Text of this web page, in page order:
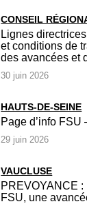
CONSEIL
Lignes
et conditions de
des avancées et
30 juin 2026
HAUTS-DE-SEINE
Page d’info FSU
29 juin 2026
VAUCLUSE
PREVOYANCE
FSU, une